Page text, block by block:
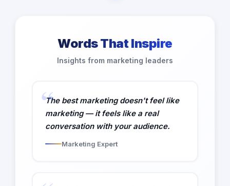
Words That Inspire
Insights from marketing leaders
The best marketing doesn't feel like
marketing — it feels like a real
conversation with your audience.
Marketing Expert